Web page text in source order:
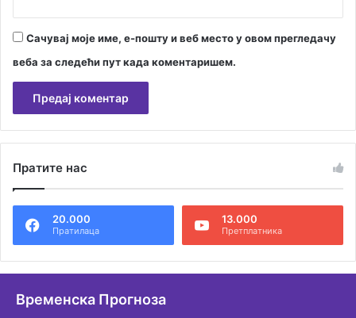
Сачувај моје име, е-пошту и веб место у овом прегледачу
веба за следећи пут када коментаришем.
т
н
т
Пратите нас
20.000
Пратилаца
13.000
Претплатника
Временска Прогноза